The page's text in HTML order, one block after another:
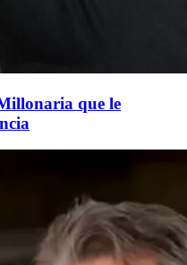
que le